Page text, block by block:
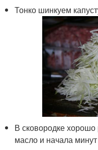
Тонко шинкуем
В сковородке хорошо
масло и начала